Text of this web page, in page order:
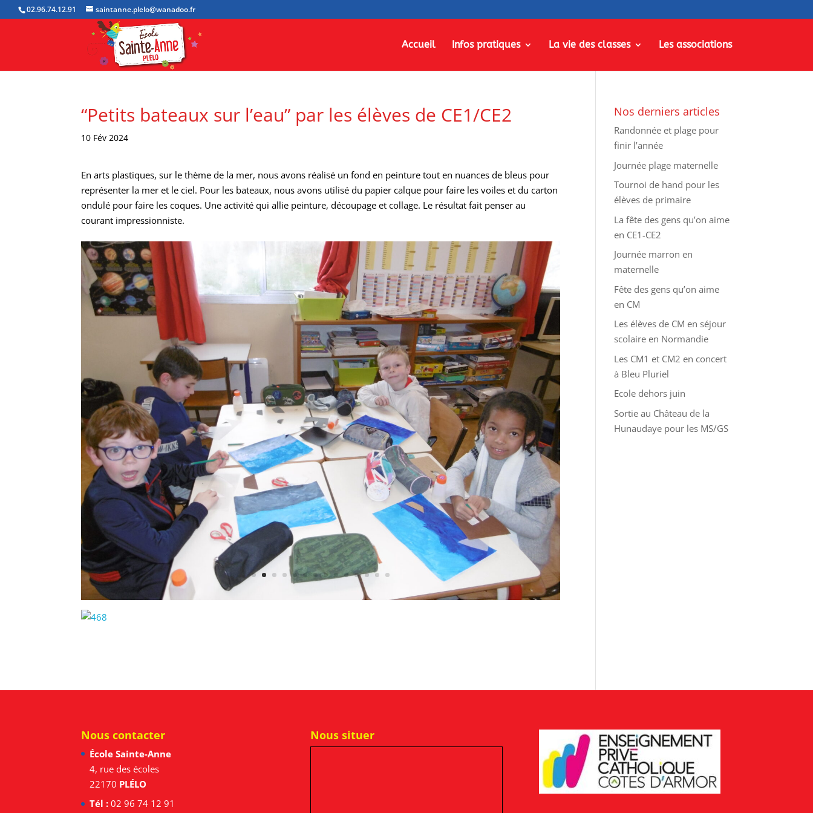
02.96.74.12.91 saintanne.plelo@wanadoo.fr
Accueil Infos pratiques La vie des classes Les associations
“Petits bateaux sur l’eau” par les élèves de CE1/CE2
10 Fév 2024
En arts plastiques, sur le thème de la mer, nous avons réalisé un fond en peinture tout en nuances de bleus pour
représenter la mer et le ciel. Pour les bateaux, nous avons utilisé du papier calque pour faire les voiles et du carton
ondulé pour faire les coques. Une activité qui allie peinture, découpage et collage. Le résultat fait penser au
courant impressionniste.
Nos derniers articles
Randonnée et plage pour
finir l’année
Journée plage maternelle
Tournoi de hand pour les
élèves de primaire
La fête des gens qu’on aime
en CE1-CE2
Journée marron en
maternelle
Fête des gens qu’on aime
en CM
Les élèves de CM en séjour
scolaire en Normandie
Les CM1 et CM2 en concert
à Bleu Pluriel
Ecole dehors juin
Sortie au Château de la
Hunaudaye pour les MS/GS
Nous contacter
École Sainte-Anne
4, rue des écoles
22170 PLÉLO
Tél : 02 96 74 12 91
Nous situer